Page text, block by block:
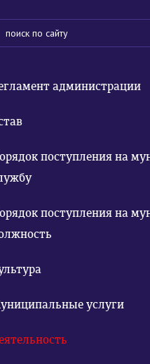
администрации
поступления на
поступления на
услуги